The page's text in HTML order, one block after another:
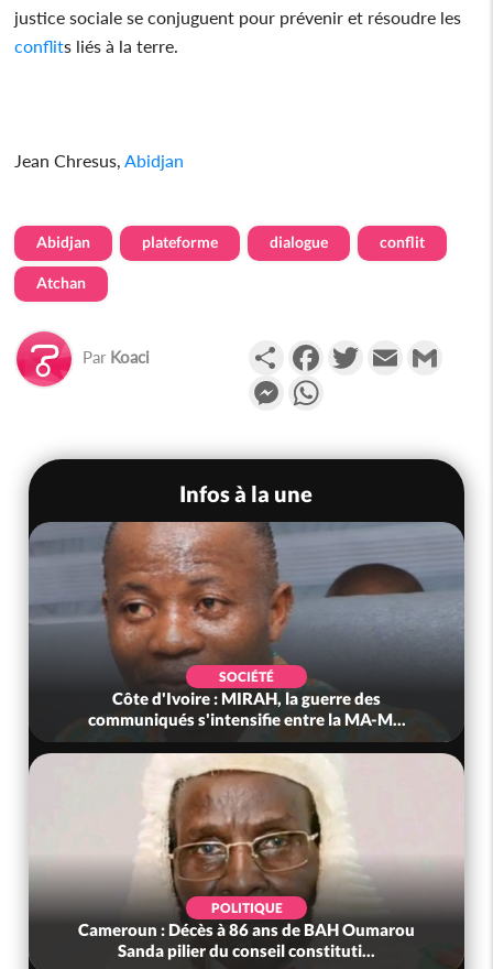
justice sociale se conjuguent pour prévenir et résoudre les
conflits liés à la terre.
Jean Chresus, Abidjan
Abidjan plateforme dialogue conflit
Atchan
Par Koaci PartagerFacebookTwitterEmail
Messenger
Infos à la une
SOCIÉTÉ
Côte d'Ivoire : MIRAH, la guerre des
communiqués s'intensifie entre la MA-M...
POLITIQUE
Cameroun : Décès à 86 ans de BAH Oumarou
Sanda pilier du conseil constituti...